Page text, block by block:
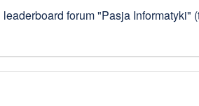
forum "Pasja Informatyki"